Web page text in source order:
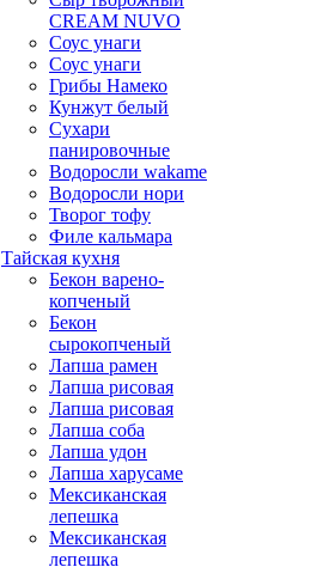
CREАM NUVO
Соус унаги
Соус унаги
Грибы Намеко
Кунжут белый
Сухари
панировочные
Водоросли wakame
Водоросли нори
Творог тофу
Филе кальмара
Тайская кухня
Бекон варено-
копченый
Бекон
сырокопченый
Лапша рамен
Лапша рисовая
Лапша рисовая
Лапша соба
Лапша удон
Лапша харусаме
Мексиканская
лепешка
Мексиканская
лепешка